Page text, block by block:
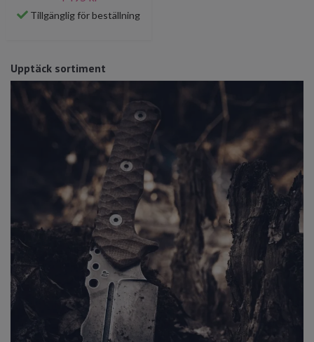
Upptäck sortiment
Tillgänglig för beställning